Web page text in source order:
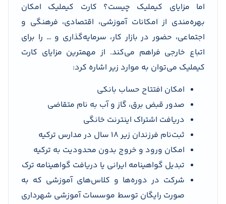
اما مزایای کیملیک چیست؟ کارت کیملیک امکان
بهره‌مندی از امکانات آموزشی، اقتصادی، فرهنگی و
اجتماعی، حضور در بازار کار، سرمایه‌گذاری و … را برای
اتباع خارجی فراهم می‌کند. از مهمترین مزایای کارت
کیملیک می‌توان به موارد زیر اشاره کرد:
امکان افتتاح حساب بانکی
صدور قبض برق، گاز و آب به نام متقاضی
دریافت اشتراک اینترنت خانگی
ثبت‌نام فرزندان زیر 18 سال در مدارس ترکیه
امکان ورود و خروج بدون محدودیت به ترکیه
تبدیل گواهینامه ایرانی یا دریافت گواهینامه ترک
شرکت در دوره‌ها و کلاس‌های آموزشی که به
صورت رایگان توسط موسسات آموزشی شهرداری